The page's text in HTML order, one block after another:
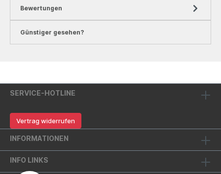
Bewertungen
Günstiger gesehen?
SERVICE-HOTLINE
Vertrag widerrufen
INFORMATIONEN
INFO LINKS